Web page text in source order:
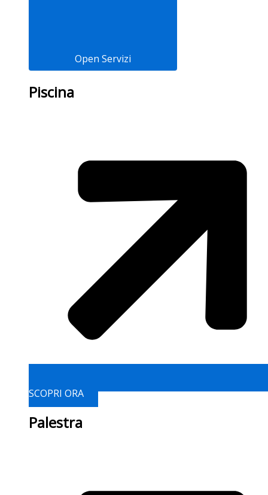
Open Servizi
Piscina
SCOPRI ORA
Palestra